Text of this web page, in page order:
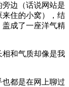
边（话说网站是
住的小窝），结
成了一座洋气精
和气质却像是我
都是在网上聊过